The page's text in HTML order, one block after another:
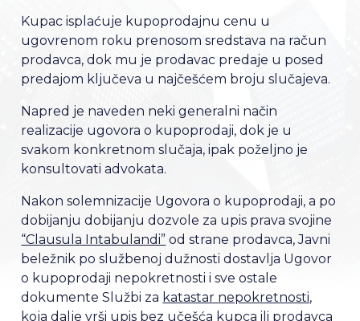
Kupac isplaćuje kupoprodajnu cenu u
ugovrenom roku prenosom sredstava na račun
prodavca, dok mu je prodavac predaje u posed
predajom ključeva u najčešćem broju slučajeva.
Napred je naveden neki generalni način
realizacije ugovora o kupoprodaji, dok je u
svakom konkretnom slučaja, ipak poželjno je
konsultovati advokata.
Nakon solemnizacije Ugovora o kupoprodaji, a po
dobijanju dobijanju dozvole za upis prava svojine
“Clausula Intabulandi” od strane prodavca, Javni
beležnik po službenoj dužnosti dostavlja Ugovor
o kupoprodaji nepokretnosti i sve ostale
dokumente Službi za katastar nepokretnosti,
koja dalje vrši upis bez učešća kupca ili prodavca